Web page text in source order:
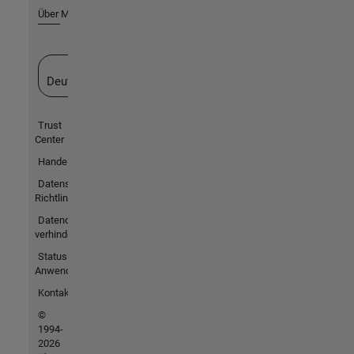
Über MathWorks
Deutschland
Trust
Center
Handelsmarken
Datenschutz-
Richtlinien
Datendiebstahl
verhindern
Status von
Anwendungen
Kontakt
©
1994-
2026